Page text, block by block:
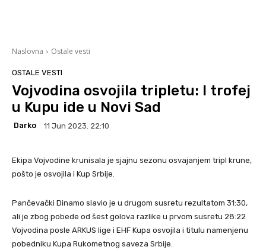
Naslovna Ostale vesti
OSTALE VESTI
Vojvodina osvojila tripletu: I trofej
u Kupu ide u Novi Sad
Darko 11 Jun 2023. 22:10
Ekipa Vojvodine krunisala je sjajnu sezonu osvajanjem tripl krune,
pošto je osvojila i Kup Srbije.
Pančevački Dinamo slavio je u drugom susretu rezultatom 31:30,
ali je zbog pobede od šest golova razlike u prvom susretu 28:22
Vojvodina posle ARKUS lige i EHF Kupa osvojila i titulu namenjenu
pobedniku Kupa Rukometnog saveza Srbije.